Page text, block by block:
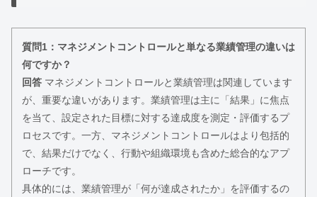
質問1：マネジメントコントロールと単なる業績管理の違いは
何ですか？
回答 マネジメントコントロールと業績管理は関連しています
が、重要な違いがあります。業績管理は主に「結果」に焦点
を当て、設定された目標に対する達成度を測定・評価するプ
ロセスです。一方、マネジメントコントロールはより包括的
で、結果だけでなく、行動や組織環境も含めた総合的なアプ
ローチです。
具体的には、業績管理が「何が達成されたか」を評価するの